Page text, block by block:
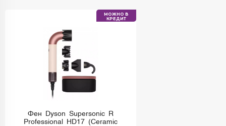
МОЖНО В
КРЕДИТ
Фен Dyson Supersonic R
Professional HD17 (Ceramic